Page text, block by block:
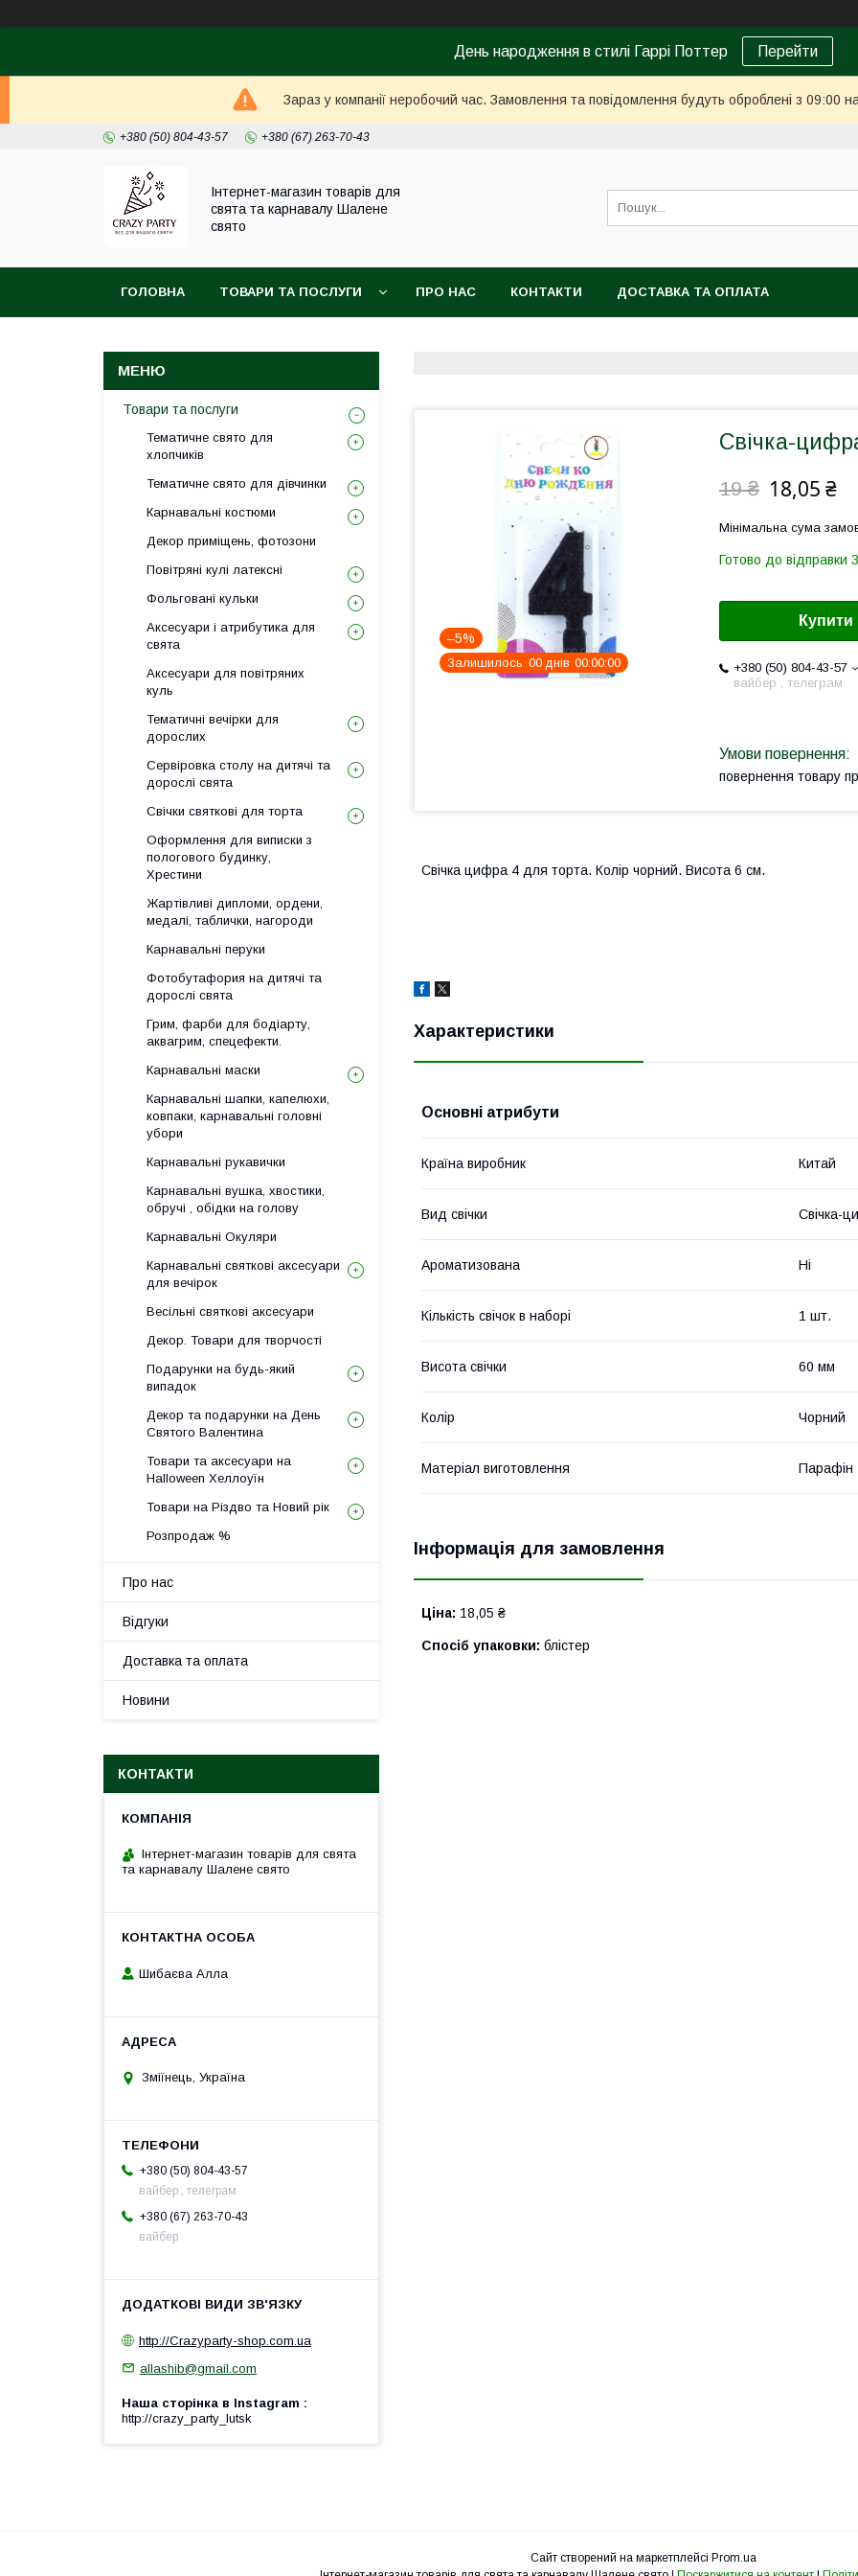
День народження в стилі Гаррі Поттер Перейти
Зараз у компанії неробочий час. Замовлення та повідомлення будуть оброблені з 09:00
+380 (50) 804-43-57 +380 (67) 263-70-43
Інтернет-магазин товарів для
свята та карнавалу Шалене
свято
ГОЛОВНА ТОВАРИ ТА ПОСЛУГИ ПРО НАС КОНТАКТИ ДОСТАВКА ТА ОПЛАТА
–5%
Залишилось 00 днів 00 00 00
Свічка-
19 ₴ 18,05 ₴
Мінімальна сума
Готово до відправки
Купити
+380 (50) 804-43-57
вайбер , телеграм
повернення товару
Свічка цифра 4 для торта. Колір чорний. Висота 6 см.
Характеристики
Основні атрибути
Країна виробник Китай
Вид свічки Свічка-
Ароматизована Ні
Кількість свічок в наборі 1 шт.
Висота свічки 60 мм
Колір Чорний
Матеріал виготовлення Парафін
Інформація для замовлення
Ціна: 18,05 ₴
Спосіб упаковки: блістер
Товари та послуги
Тематичне свято для
хлопчиків
Тематичне свято для дівчинки
Карнавальні костюми
Декор приміщень, фотозони
Повітряні кулі латексні
Фольговані кульки
Аксесуари і атрибутика для
свята
Аксесуари для повітряних
куль
Тематичні вечірки для
дорослих
Сервіровка столу на дитячі та
дорослі свята
Свічки святкові для торта
Оформлення для виписки з
пологового будинку,
Хрестини
Жартівливі дипломи, ордени,
медалі, таблички, нагороди
Карнавальні перуки
Фотобутафория на дитячі та
дорослі свята
Грим, фарби для бодіарту,
аквагрим, спецефекти.
Карнавальні маски
Карнавальні шапки, капелюхи,
ковпаки, карнавальні головні
убори
Карнавальні рукавички
Карнавальні вушка, хвостики,
обручі , обідки на голову
Карнавальні Окуляри
Карнавальні святкові аксесуари
для вечірок
Весільні святкові аксесуари
Декор. Товари для творчості
Подарунки на будь-який
випадок
Декор та подарунки на День
Святого Валентина
Товари та аксесуари на
Halloween Хеллоуїн
Товари на Різдво та Новий рік
Розпродаж %
Про нас
Відгуки
Доставка та оплата
Новини
КОНТАКТИ
Інтернет-магазин товарів для свята
та карнавалу Шалене свято
Шибаєва Алла
Зміїнець, Україна
+380 (50) 804-43-57
вайбер , телеграм
+380 (67) 263-70-43
вайбер
http://Crazyparty-shop.com.ua
allashib@gmail.com
Наша сторінка в Instagram
http://crazy_party_lutsk
Сайт створений на маркетплейсі Prom.ua